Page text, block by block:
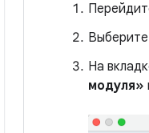
На
модуля»